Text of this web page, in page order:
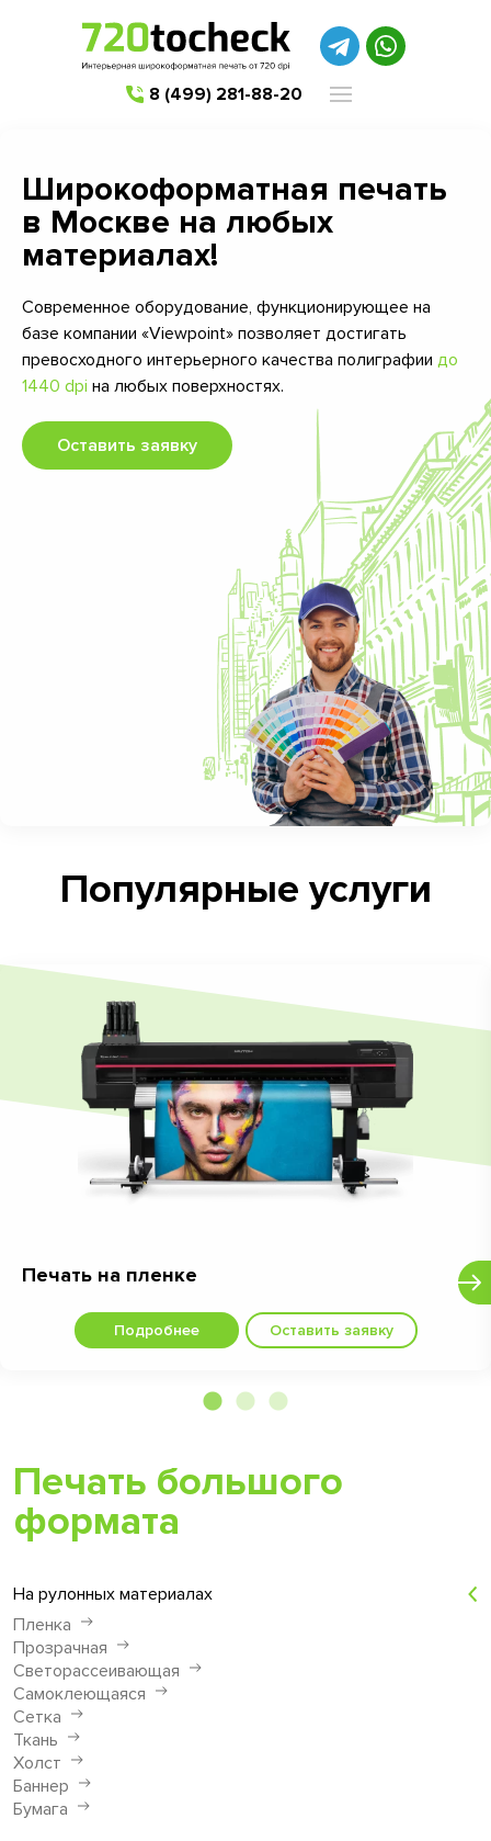
8 (499) 281-88-20
Широкоформатная печать
в Москве на любых
материалах!
Современное оборудование, функционирующее на
базе компании «Viewpoint» позволяет достигать
превосходного интерьерного качества полиграфии до
1440 dpi на любых поверхностях.
Оставить заявку
Популярные услуги
Печать на пленке
Подробнее Оставить заявку
Печать большого
формата
На рулонных материалах
Пленка
Прозрачная
Светорассеивающая
Самоклеющаяся
Сетка
Ткань
Холст
Баннер
Бумага